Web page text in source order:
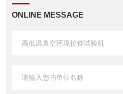
ONLINE MESSAGE